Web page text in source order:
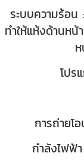
ระบบความร้อน
ทำให้แห้งด้านห
โปร
การถ่ายโ
กำลังไฟฟ้